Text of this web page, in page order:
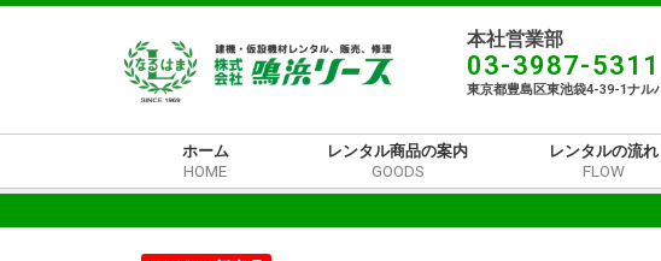
本社営業部​
03-3987-5311
東京都豊島区東池袋4-39-1ナル
ホーム
HOME
レンタル商品の案内
GOODS
レンタルの流れ
FLOW